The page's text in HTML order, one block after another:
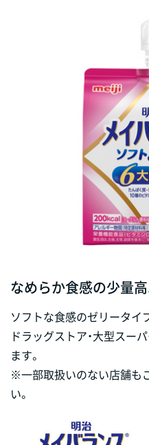
なめらか食感の少量
ソフトな食感のゼリータイ
ドラッグストア・大型スー
ます。
※一部取扱いのない店舗も
い。